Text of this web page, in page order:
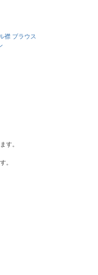
襟 ブラウス
す。
。